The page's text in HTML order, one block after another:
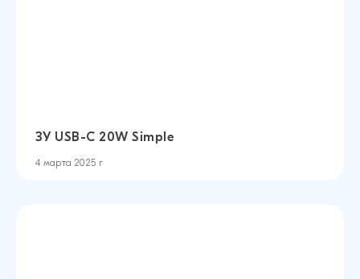
ЗУ USB-C 20W Simple
4 марта 2025 г